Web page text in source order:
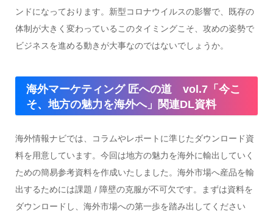
ンドになっております。新型コロナウイルスの影響で、既存の
体制が大きく変わっているこのタイミングこそ、攻めの姿勢で
ビジネスを進める動きが大事なのではないでしょうか。
海外マーケティング 匠への道 vol.7「今こ
そ、地方の魅力を海外へ」関連DL資料
海外情報ナビでは、コラムやレポートに準じたダウンロード資
料を用意しています。今回は地方の魅力を海外に輸出していく
ための簡易参考資料を作成いたしました。海外市場へ産品を輸
出するためには課題 / 障壁の克服が不可欠です。まずは資料を
ダウンロードし、海外市場への第一歩を踏み出してください